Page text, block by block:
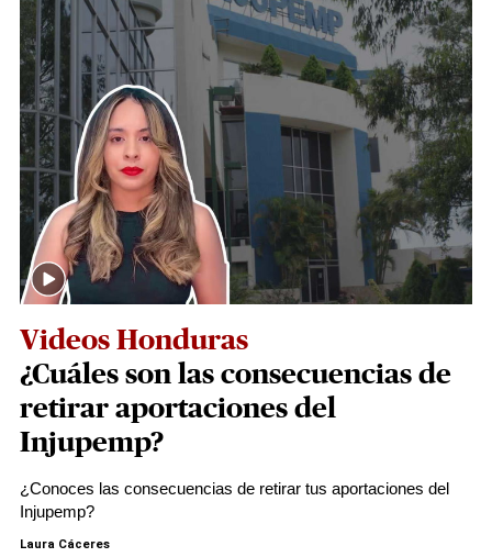
Videos Honduras
¿Cuáles son las consecuencias de
retirar aportaciones del
Injupemp?
¿Conoces las consecuencias de retirar tus aportaciones del
Injupemp?
Laura Cáceres